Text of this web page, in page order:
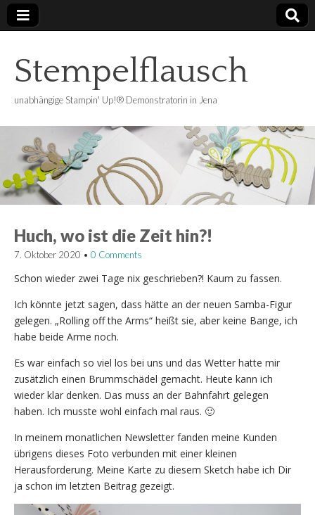
Stempelflausch
unabhängige Stampin' Up!® Demonstratorin in Jena
Huch, wo ist die Zeit hin?!
7. Oktober 2020 • 0 Comments
Schon wieder zwei Tage nix geschrieben?! Kaum zu fassen.
Ich könnte jetzt sagen, dass hätte an der neuen Samba-Figur
gelegen. „Rolling off the Arms“ heißt sie, aber keine Bange, ich
habe beide Arme noch.
Es war einfach so viel los bei uns und das Wetter hatte mir
zusätzlich einen Brummschädel gemacht. Heute kann ich
wieder klar denken. Das muss an der Bahnfahrt gelegen
haben. Ich musste wohl einfach mal raus. 🙂
In meinem monatlichen Newsletter fanden meine Kunden
übrigens dieses Foto verbunden mit einer kleinen
Herausforderung. Meine Karte zu diesem Sketch habe ich Dir
ja schon im letzten Beitrag gezeigt.